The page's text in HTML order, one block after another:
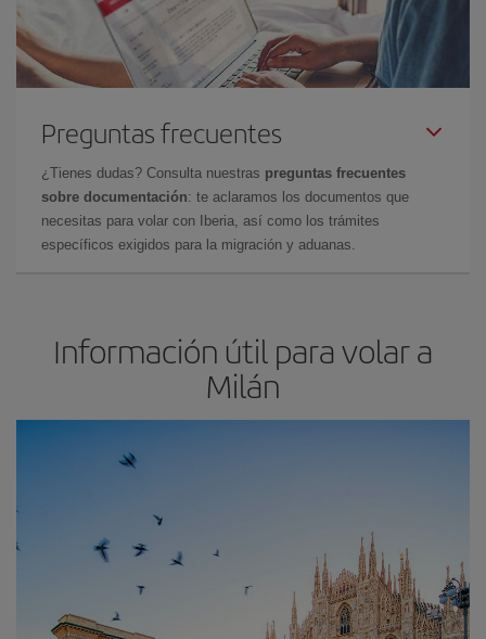
Preguntas frecuentes
¿Tienes dudas? Consulta nuestras preguntas frecuentes
sobre documentación: te aclaramos los documentos que
necesitas para volar con Iberia, así como los trámites
específicos exigidos para la migración y aduanas.
Información útil para volar a
Milán